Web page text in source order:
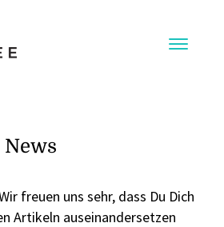
News
freuen uns sehr, dass Du Dich
Artikeln auseinandersetzen